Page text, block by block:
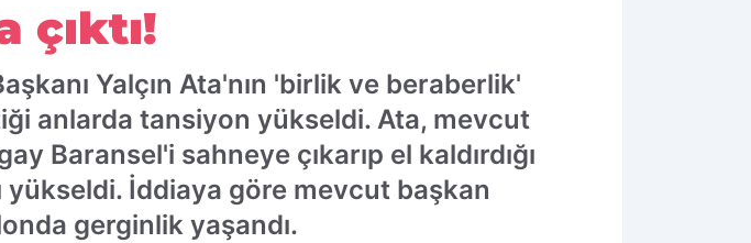
çıktı!
Yalçın Ata'nın 'birlik ve beraberlik'
anlarda tansiyon yükseldi. Ata, mevcut
Baransel'i sahneye çıkarıp el kaldırdığı
yükseldi. İddiaya göre mevcut başkan
gerginlik yaşandı.